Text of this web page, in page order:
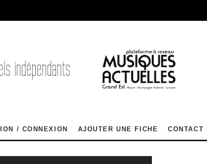
/ CONNEXION AJOUTER UNE FICHE CONTACT